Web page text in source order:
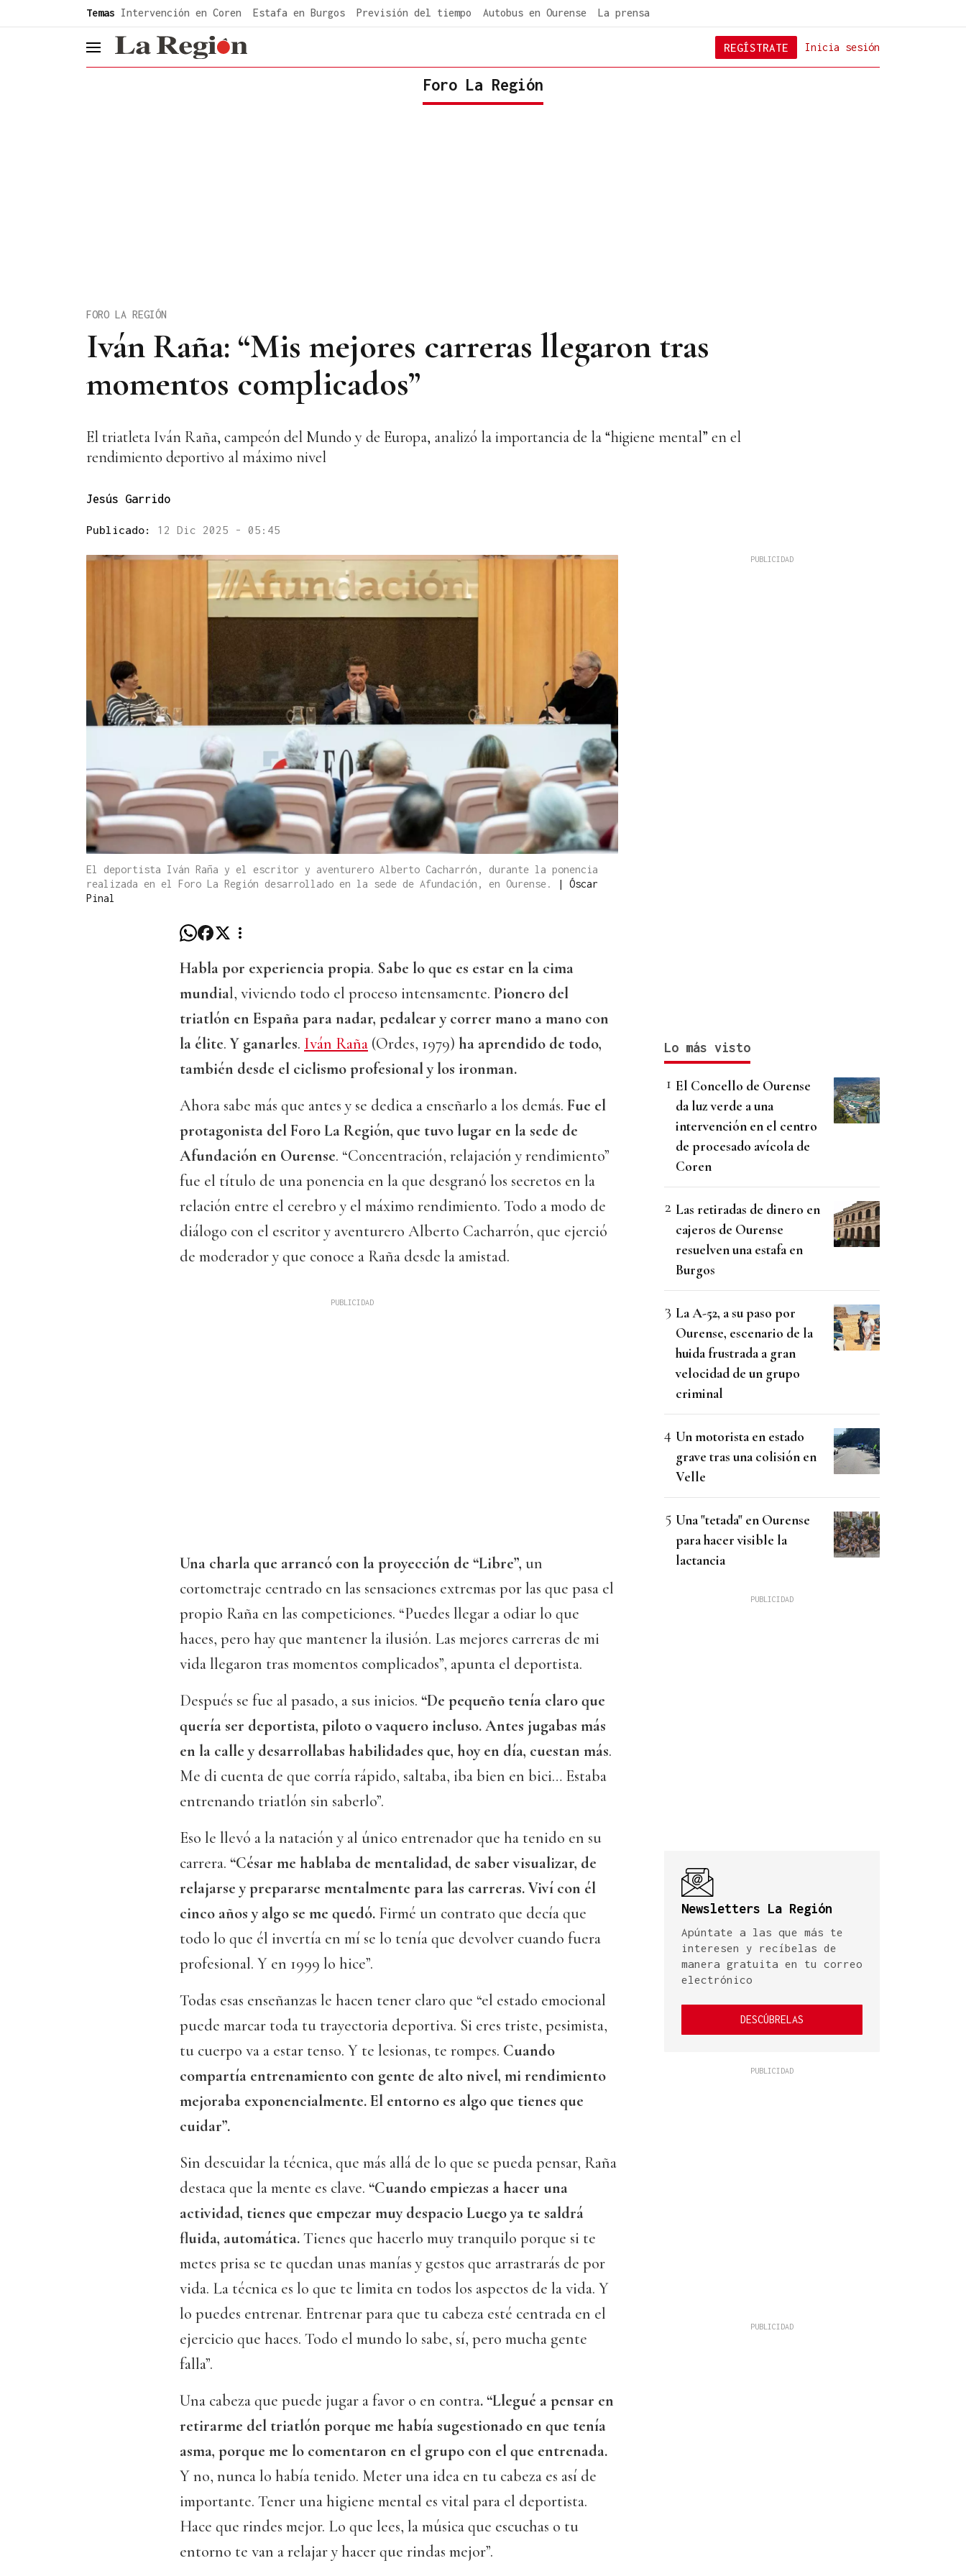
Temas Intervención en Coren Estafa en Burgos Previsión del tiempo Autobus en Ourense La prensa
header.menu.open Inicia sesión
REGÍSTRATE
Foro La Región
Iván Raña: “Mis mejores carreras llegaron tras
momentos complicados”
FORO LA REGIÓN
El triatleta Iván Raña, campeón del Mundo y de Europa, analizó la importancia de la “higiene mental” en el
rendimiento deportivo al máximo nivel
Jesús Garrido
Publicado: 12 Dic 2025 - 05:45
El deportista Iván Raña y el escritor y aventurero Alberto Cacharrón, durante la ponencia
realizada en el Foro La Región desarrollado en la sede de Afundación, en Ourense.
| Óscar
Pinal
Habla por experiencia propia. Sabe lo que es estar en la cima
mundial, viviendo todo el proceso intensamente. Pionero del
triatlón en España para nadar, pedalear y correr mano a mano con
la élite. Y ganarles. Iván Raña (Ordes, 1979) ha aprendido de todo,
también desde el ciclismo profesional y los ironman.
Ahora sabe más que antes y se dedica a enseñarlo a los demás. Fue el
protagonista del Foro La Región, que tuvo lugar en la sede de
Afundación en Ourense. “Concentración, relajación y rendimiento”
fue el título de una ponencia en la que desgranó los secretos en la
relación entre el cerebro y el máximo rendimiento. Todo a modo de
diálogo con el escritor y aventurero Alberto Cacharrón, que ejerció
de moderador y que conoce a Raña desde la amistad.
Una charla que arrancó con la proyección de “Libre”, un
cortometraje centrado en las sensaciones extremas por las que pasa el
propio Raña en las competiciones. “Puedes llegar a odiar lo que
haces, pero hay que mantener la ilusión. Las mejores carreras de mi
vida llegaron tras momentos complicados”, apunta el deportista.
Después se fue al pasado, a sus inicios. “De pequeño tenía claro que
quería ser deportista, piloto o vaquero incluso. Antes jugabas más
en la calle y desarrollabas habilidades que, hoy en día, cuestan más.
Me di cuenta de que corría rápido, saltaba, iba bien en bici… Estaba
entrenando triatlón sin saberlo”.
Eso le llevó a la natación y al único entrenador que ha tenido en su
carrera. “César me hablaba de mentalidad, de saber visualizar, de
relajarse y prepararse mentalmente para las carreras. Viví con él
cinco años y algo se me quedó. Firmé un contrato que decía que
todo lo que él invertía en mí se lo tenía que devolver cuando fuera
profesional. Y en 1999 lo hice”.
Todas esas enseñanzas le hacen tener claro que “el estado emocional
puede marcar toda tu trayectoria deportiva. Si eres triste, pesimista,
tu cuerpo va a estar tenso. Y te lesionas, te rompes. Cuando
compartía entrenamiento con gente de alto nivel, mi rendimiento
mejoraba exponencialmente. El entorno es algo que tienes que
cuidar”.
Sin descuidar la técnica, que más allá de lo que se pueda pensar, Raña
destaca que la mente es clave. “Cuando empiezas a hacer una
actividad, tienes que empezar muy despacio Luego ya te saldrá
fluida, automática.Tienes que hacerlo muy tranquilo porque si te
metes prisa se te quedan unas manías y gestos que arrastrarás de por
vida. La técnica es lo que te limita en todos los aspectos de la vida. Y
lo puedes entrenar. Entrenar para que tu cabeza esté centrada en el
ejercicio que haces. Todo el mundo lo sabe, sí, pero mucha gente
falla”.
Una cabeza que puede jugar a favor o en contra. “Llegué a pensar en
retirarme del triatlón porque me había sugestionado en que tenía
asma, porque me lo comentaron en el grupo con el que entrenada.
Y no, nunca lo había tenido. Meter una idea en tu cabeza es así de
importante. Tener una higiene mental es vital para el deportista.
Hace que rindes mejor. Lo que lees, la música que escuchas o tu
entorno te van a relajar y hacer que rindas mejor”.
Lo más visto
El Concello de Ourense
da luz verde a una
intervención en el centro
de procesado avícola de
Coren
Las retiradas de dinero en
cajeros de Ourense
resuelven una estafa en
Burgos
La A-52, a su paso por
Ourense, escenario de la
huida frustrada a gran
velocidad de un grupo
criminal
Un motorista en estado
grave tras una colisión en
Velle
Una "tetada" en Ourense
para hacer visible la
lactancia
Newsletters La Región
Apúntate a las que más te
interesen y recíbelas de
manera gratuita en tu correo
electrónico
DESCÚBRELAS